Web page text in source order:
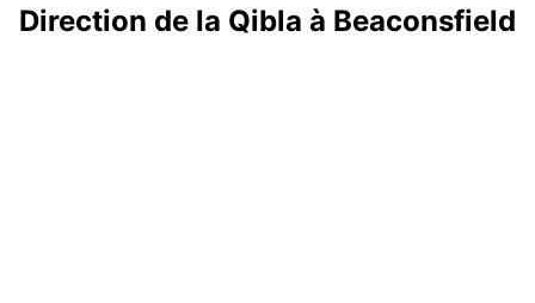
Direction de la Qibla à Beaconsfield